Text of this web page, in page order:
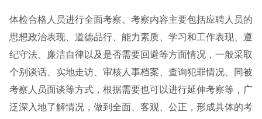
体检合格人员进行全面考察。考察内容主要包括应聘人员的
思想政治表现、道德品行、能力素质、学习和工作表现、遵
纪守法、廉洁自律以及是否需要回避等方面情况，一般采取
个别谈话、实地走访、审核人事档案、查询犯罪情况、同被
考察人员面谈等方式，根据需要也可以进行延伸考察等，广
泛深入地了解情况，做到全面、客观、公正，形成具体的考